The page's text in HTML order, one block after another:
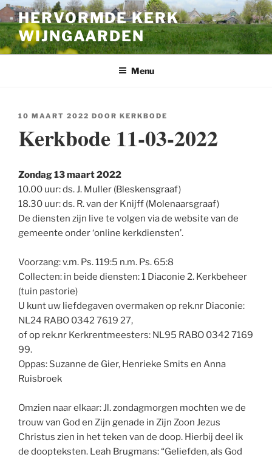
Ga
naar
de
inhoud
HERVORMDE KERK
WIJNGAARDEN
Menu
GEPLAATST
10 MAART 2022 DOOR KERKBODE
Kerkbode 11-03-2022
Zondag 13 maart 2022
10.00 uur: ds. J. Muller (Bleskensgraaf)
18.30 uur: ds. R. van der Knijff (Molenaarsgraaf)
De diensten zijn live te volgen via de website van de
gemeente onder ‘online kerkdiensten’.
Voorzang: v.m. Ps. 119:5 n.m. Ps. 65:8
Collecten: in beide diensten: 1 Diaconie 2. Kerkbeheer
(tuin pastorie)
U kunt uw liefdegaven overmaken op rek.nr Diaconie:
NL24 RABO 0342 7619 27,
of op rek.nr Kerkrentmeesters: NL95 RABO 0342 7169
99.
Oppas: Suzanne de Gier, Henrieke Smits en Anna
Ruisbroek
Omzien naar elkaar: Jl. zondagmorgen mochten we de
trouw van God en Zijn genade in Zijn Zoon Jezus
Christus zien in het teken van de doop. Hierbij deel ik
de doopteksten. Leah Brugmans: “Geliefden, als God